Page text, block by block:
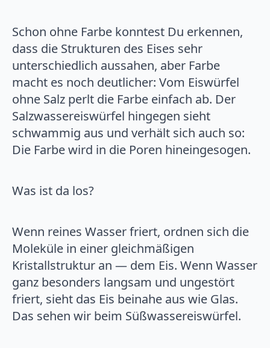
Schon ohne Farbe konntest Du erkennen,
dass die Strukturen des Eises sehr
unterschiedlich aussahen, aber Farbe
macht es noch deutlicher: Vom Eiswürfel
ohne Salz perlt die Farbe einfach ab. Der
Salzwassereiswürfel hingegen sieht
schwammig aus und verhält sich auch so:
Die Farbe wird in die Poren hineingesogen.
Was ist da los?
Wenn reines Wasser friert, ordnen sich die
Moleküle in einer gleichmäßigen
Kristallstruktur an — dem Eis. Wenn Wasser
ganz besonders langsam und ungestört
friert, sieht das Eis beinahe aus wie Glas.
Das sehen wir beim Süßwassereiswürfel.